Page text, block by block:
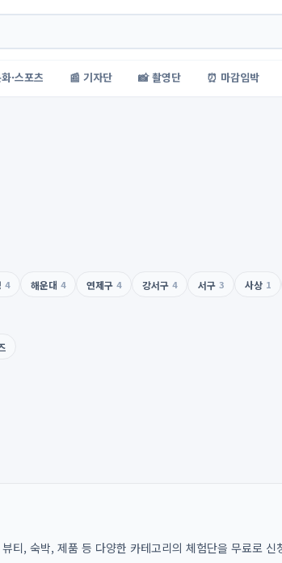
·스포츠 📰 기자단 📸 촬영단 ⏰ 마감임박
4 해운대 4 연제구 4 강서구 4 서구 3 사상 1
티, 숙박, 제품 등 다양한 카테고리의 체험단을 무료로